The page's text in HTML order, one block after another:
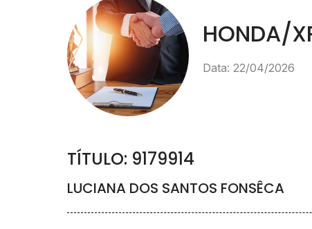
HONDA/
Data: 22/04/2026
TÍTULO: 9179914
LUCIANA DOS SANTOS FONSÊCA